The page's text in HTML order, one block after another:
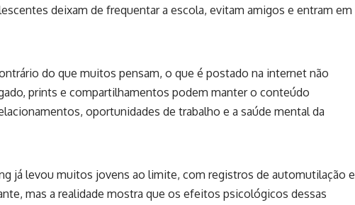
deixam de frequentar a escola, evitam amigos e entram em
do que muitos pensam, o que é postado na internet não
prints e compartilhamentos podem manter o conteúdo
oportunidades de trabalho e a saúde mental da
já levou muitos jovens ao limite, com registros de automutilação e
mas a realidade mostra que os efeitos psicológicos dessas